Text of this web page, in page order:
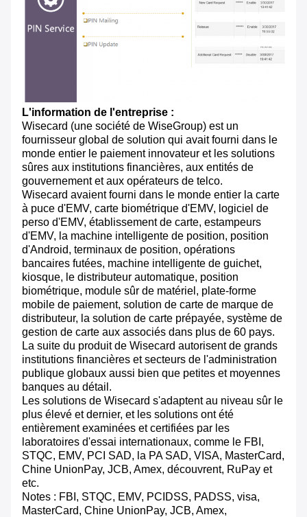
L'information de l'entreprise :
Wisecard (une société de WiseGroup) est un
fournisseur global de solution qui avait fourni dans le
monde entier le paiement innovateur et les solutions
sûres aux institutions financières, aux entités de
gouvernement et aux opérateurs de telco.
Wisecard avaient fourni dans le monde entier la carte
à puce d'EMV, carte biométrique d'EMV, logiciel de
perso d'EMV, établissement de carte, estampeurs
d'EMV, la machine intelligente de position, position
d'Android, terminaux de position, opérations
bancaires futées, machine intelligente de guichet,
kiosque, le distributeur automatique, position
biométrique, module sûr de matériel, plate-forme
mobile de paiement, solution de carte de marque de
distributeur, la solution de carte prépayée, système de
gestion de carte aux associés dans plus de 60 pays.
La suite du produit de Wisecard autorisent de grands
institutions financières et secteurs de l'administration
publique globaux aussi bien que petites et moyennes
banques au détail.
Les solutions de Wisecard s'adaptent au niveau sûr le
plus élevé et dernier, et les solutions ont été
entièrement examinées et certifiées par les
laboratoires d'essai internationaux, comme le FBI,
STQC, EMV, PCI SAD, la PA SAD, VISA, MasterCard,
Chine UnionPay, JCB, Amex, découvrent, RuPay et
etc.
Notes : FBI, STQC, EMV, PCIDSS, PADSS, visa,
MasterCard, Chine UnionPay, JCB, Amex,